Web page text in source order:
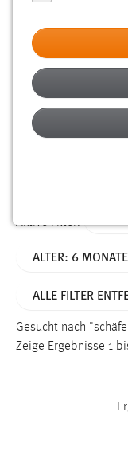
Typ
Erstellungsdatum
Alter
Aktive Filter:
ALTER: 6
ALLE FILTER
Gesucht nach
Zeige Ergebnisse 1
Funktionen und
Name:
Dieser Cookie